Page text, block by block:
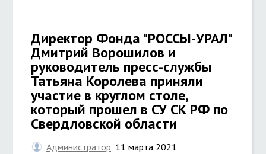
Директор Фонда "РОССЫ-УРАЛ"
Дмитрий Ворошилов и
руководитель пресс-службы
Татьяна Королева приняли
участие в круглом столе,
который прошел в СУ СК РФ по
Свердловской области
Администратор 11 марта 2021